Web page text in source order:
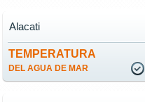
TEMPERATURA
DEL AGUA DE MAR
Alacati